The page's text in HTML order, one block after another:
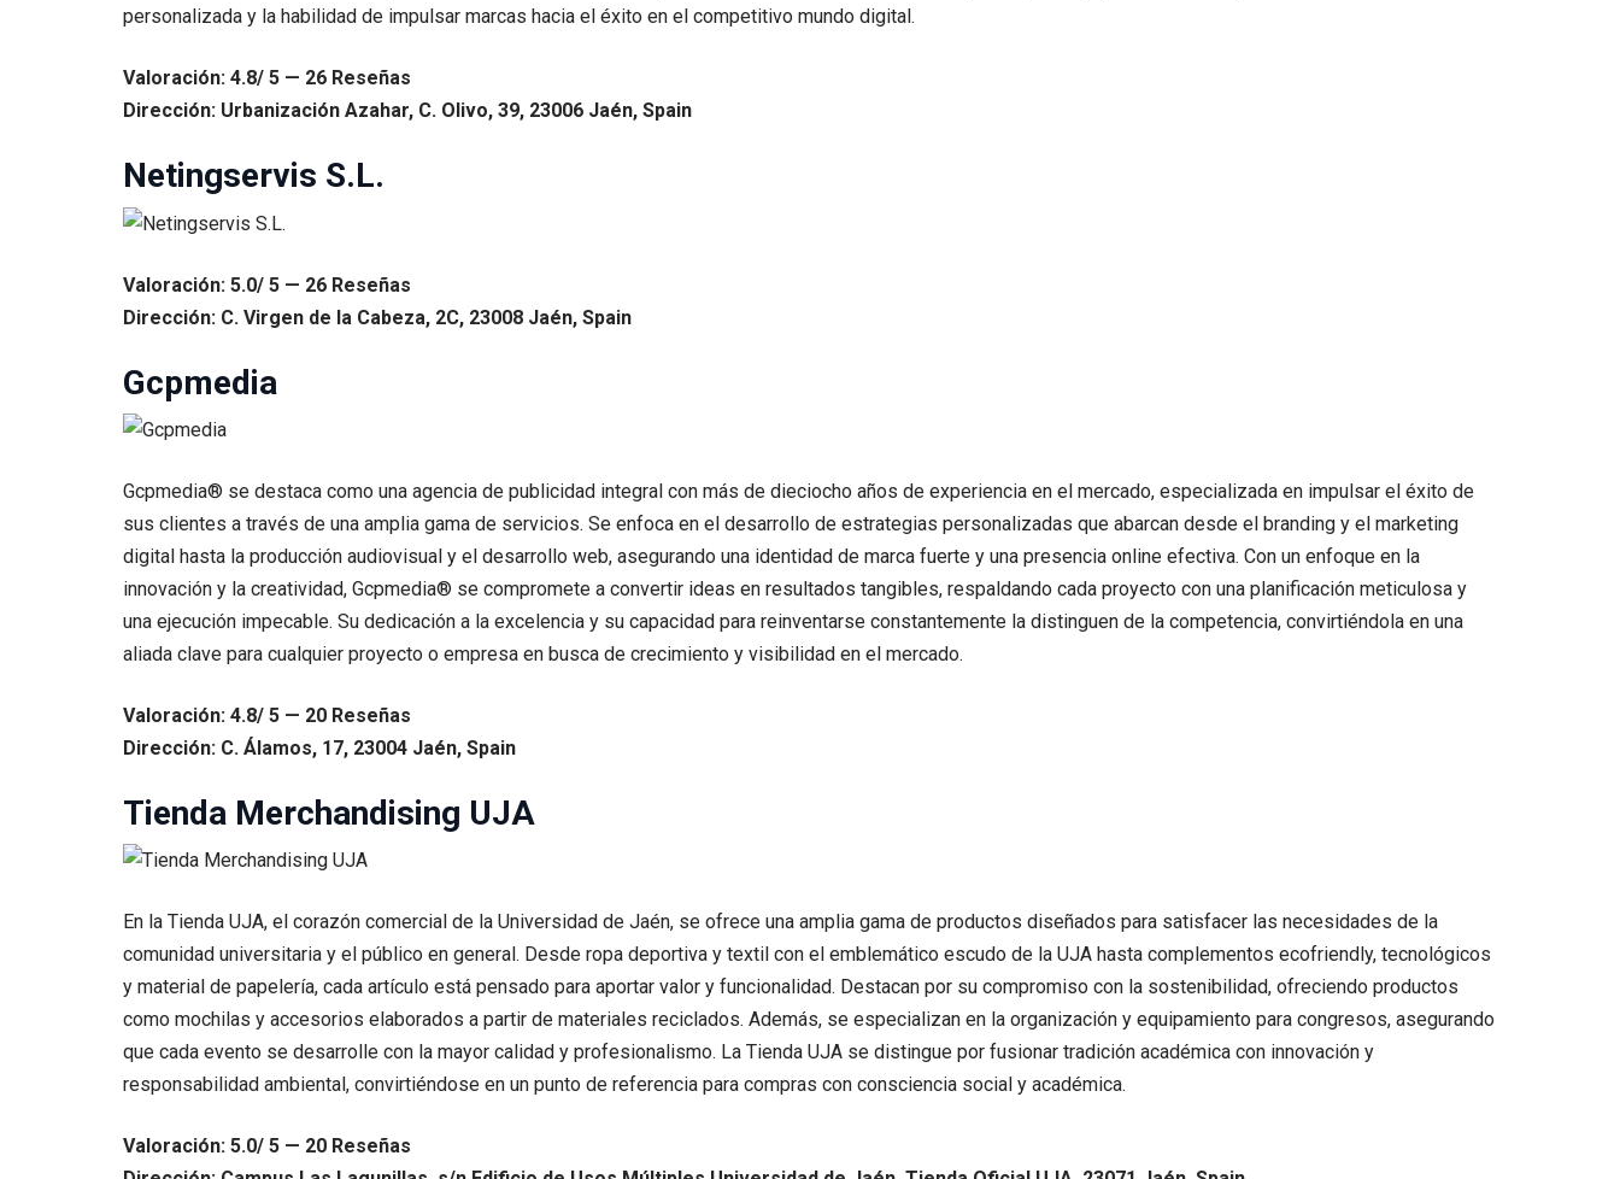
personalizada y la habilidad de impulsar marcas hacia el éxito en el competitivo mundo digital.
Valoración: 4.8/ 5 — 26 Reseñas
Dirección: Urbanización Azahar, C. Olivo, 39, 23006 Jaén, Spain
Netingservis S.L.
Valoración: 5.0/ 5 — 26 Reseñas
Dirección: C. Virgen de la Cabeza, 2C, 23008 Jaén, Spain
Gcpmedia
Gcpmedia® se destaca como una agencia de publicidad integral con más de dieciocho años de experiencia en el mercado, especializada en impulsar el éxito de
sus clientes a través de una amplia gama de servicios. Se enfoca en el desarrollo de estrategias personalizadas que abarcan desde el branding y el marketing
digital hasta la producción audiovisual y el desarrollo web, asegurando una identidad de marca fuerte y una presencia online efectiva. Con un enfoque en la
innovación y la creatividad, Gcpmedia® se compromete a convertir ideas en resultados tangibles, respaldando cada proyecto con una planificación meticulosa y
una ejecución impecable. Su dedicación a la excelencia y su capacidad para reinventarse constantemente la distinguen de la competencia, convirtiéndola en una
aliada clave para cualquier proyecto o empresa en busca de crecimiento y visibilidad en el mercado.
Valoración: 4.8/ 5 — 20 Reseñas
Dirección: C. Álamos, 17, 23004 Jaén, Spain
Tienda Merchandising UJA
En la Tienda UJA, el corazón comercial de la Universidad de Jaén, se ofrece una amplia gama de productos diseñados para satisfacer las necesidades de la
comunidad universitaria y el público en general. Desde ropa deportiva y textil con el emblemático escudo de la UJA hasta complementos ecofriendly, tecnológicos
y material de papelería, cada artículo está pensado para aportar valor y funcionalidad. Destacan por su compromiso con la sostenibilidad, ofreciendo productos
como mochilas y accesorios elaborados a partir de materiales reciclados. Además, se especializan en la organización y equipamiento para congresos, asegurando
que cada evento se desarrolle con la mayor calidad y profesionalismo. La Tienda UJA se distingue por fusionar tradición académica con innovación y
responsabilidad ambiental, convirtiéndose en un punto de referencia para compras con consciencia social y académica.
Valoración: 5.0/ 5 — 20 Reseñas